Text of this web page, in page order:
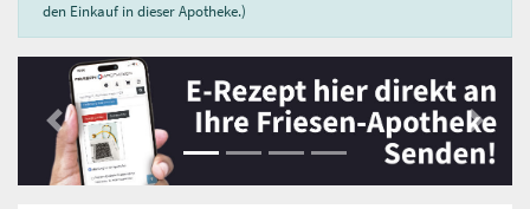
den Einkauf in dieser Apotheke.)
Previous Next